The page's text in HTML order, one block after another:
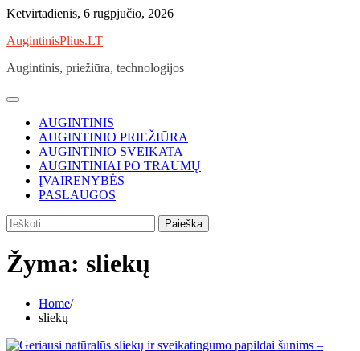
Skip
content
Ketvirtadienis, 6 rugpjūčio, 2026
AugintinisPlius.LT
Augintinis, priežiūra, technologijos
AUGINTINIS
AUGINTINIO PRIEŽIŪRA
AUGINTINIO SVEIKATA
AUGINTINIAI PO TRAUMŲ
ĮVAIRENYBĖS
PASLAUGOS
Ieškoti:
Žyma: sliekų
Home
sliekų